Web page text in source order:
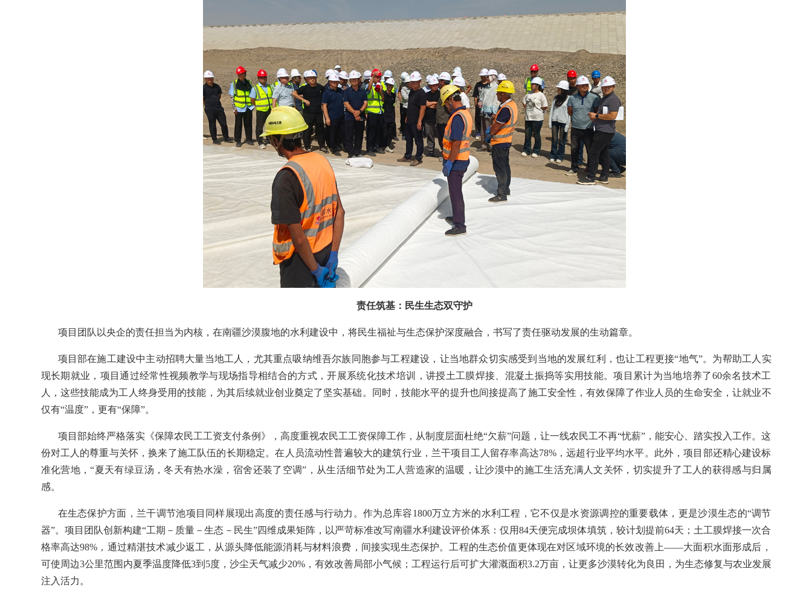
责任筑基：民生生态双守护
项目团队以央企的责任担当为内核，在南疆沙漠腹地的水利建设中，将民生福祉与生态保护深度融合，书写了责任驱动发展的生动篇章。
项目部在施工建设中主动招聘大量当地工人，尤其重点吸纳维吾尔族同胞参与工程建设，让当地群众切实感受到当地的发展红利，也让工程更接“地气”。为帮助工人实
现长期就业，项目通过经常性视频教学与现场指导相结合的方式，开展系统化技术培训，讲授土工膜焊接、混凝土振捣等实用技能。项目累计为当地培养了60余名技术工
人，这些技能成为工人终身受用的技能，为其后续就业创业奠定了坚实基础。同时，技能水平的提升也间接提高了施工安全性，有效保障了作业人员的生命安全，让就业不
仅有“温度”，更有“保障”。
项目部始终严格落实《保障农民工工资支付条例》，高度重视农民工工资保障工作，从制度层面杜绝“欠薪”问题，让一线农民工不再“忧薪”，能安心、踏实投入工作。这
份对工人的尊重与关怀，换来了施工队伍的长期稳定。在人员流动性普遍较大的建筑行业，兰干项目工人留存率高达78%，远超行业平均水平。此外，项目部还精心建设标
准化营地，“夏天有绿豆汤，冬天有热水澡，宿舍还装了空调”，从生活细节处为工人营造家的温暖，让沙漠中的施工生活充满人文关怀，切实提升了工人的获得感与归属
感。
在生态保护方面，兰干调节池项目同样展现出高度的责任感与行动力。作为总库容1800万立方米的水利工程，它不仅是水资源调控的重要载体，更是沙漠生态的“调节
器”。项目团队创新构建“工期－质量－生态－民生”四维成果矩阵，以严苛标准改写南疆水利建设评价体系：仅用84天便完成坝体填筑，较计划提前64天；土工膜焊接一次合
格率高达98%，通过精湛技术减少返工，从源头降低能源消耗与材料浪费，间接实现生态保护。工程的生态价值更体现在对区域环境的长效改善上——大面积水面形成后，
可使周边3公里范围内夏季温度降低3到5度，沙尘天气减少20%，有效改善局部小气候；工程运行后可扩大灌溉面积3.2万亩，让更多沙漠转化为良田，为生态修复与农业发展
注入活力。